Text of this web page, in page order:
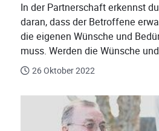
In der Partnerschaft erkennst
daran, dass der Betroffene
die eigenen Wünsche und
muss. Werden die Wünsche
26 Oktober 2022